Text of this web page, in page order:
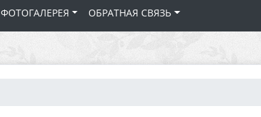
ФОТОГАЛЕРЕЯ ОБРАТНАЯ СВЯЗЬ